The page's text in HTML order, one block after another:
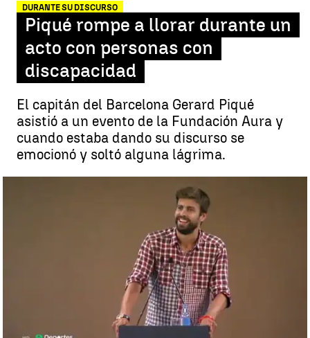
DURANTE SU DISCURSO
Piqué rompe a llorar durante un
acto con personas con
discapacidad
El capitán del Barcelona Gerard Piqué
asistió a un evento de la Fundación Aura y
cuando estaba dando su discurso se
emocionó y soltó alguna lágrima.
Piqué rompe a llorar durante un acto con personas con
discapacidad |
Madrid
17 de julio de 2019, 11:07